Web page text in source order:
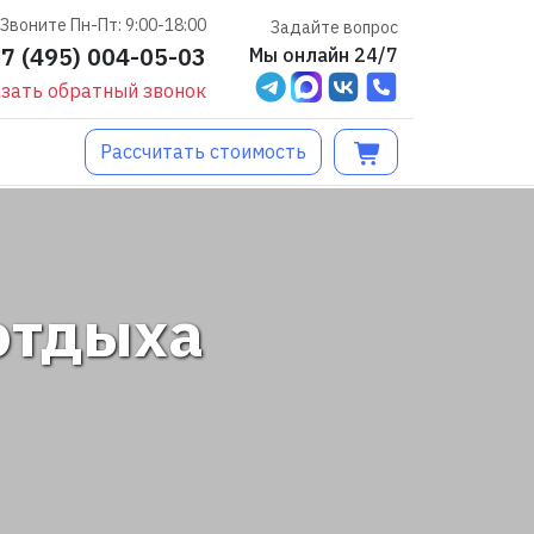
Звоните Пн-Пт: 9:00-18:00
(495) 004-05-03
обратный звонок
Задайте вопрос
Мы онлайн 24/7
Рассчитать стоимость